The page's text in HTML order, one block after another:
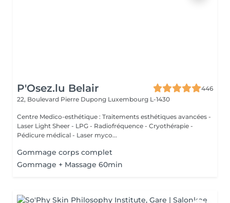
P'Osez.lu Belair
446
22, Boulevard Pierre Dupong Luxembourg L-1430
Centre Medico-esthétique : Traitements esthétiques avancées -
Laser Light Sheer - LPG - Radiofréquence - Cryothérapie -
Pédicure médical - Laser myco...
Gommage corps complet
Gommage + Massage 60min